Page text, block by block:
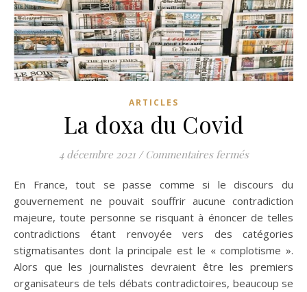
ARTICLES
La doxa du Covid
4 décembre 2021 / Commentaires ferméssur La doxa
En France, tout se passe comme si le discours du
gouvernement ne pouvait souffrir aucune contradiction
majeure, toute personne se risquant à énoncer de telles
contradictions étant renvoyée vers des catégories
stigmatisantes dont la principale est le « complotisme ».
Alors que les journalistes devraient être les premiers
organisateurs de tels débats contradictoires, beaucoup se